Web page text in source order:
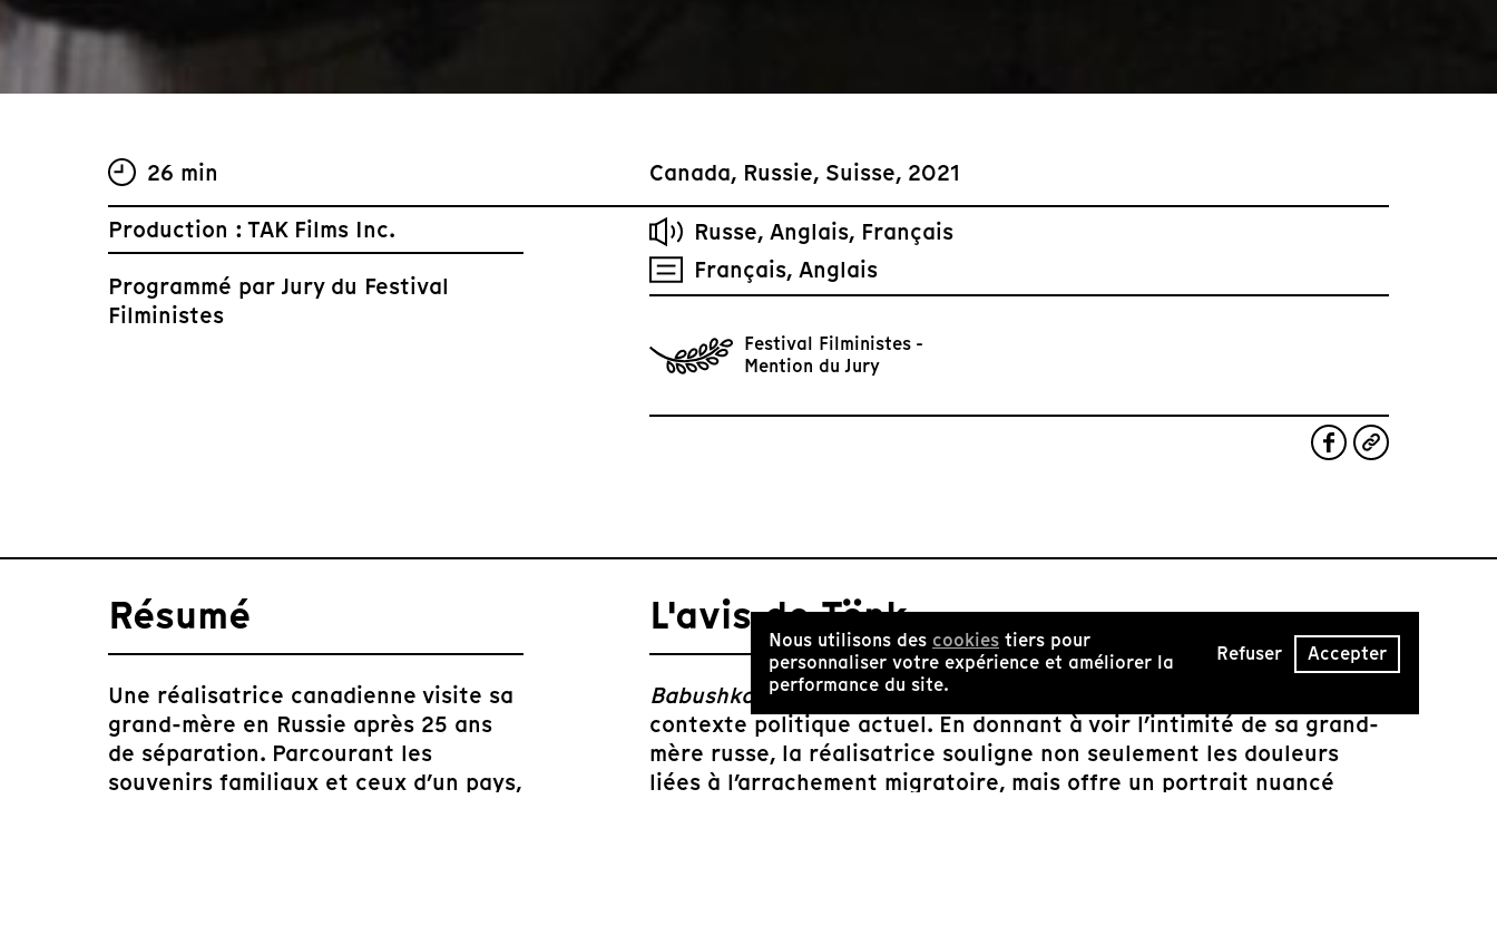
26 min
Canada, Russie, Suisse, 2021
Production : TAK Films Inc.
Programmé par Jury du Festival
Filministes
Russe, Anglais, Français
Français, Anglais
Festival Filministes -
Mention du Jury
Résumé
Une réalisatrice canadienne visite sa
grand-mère en Russie après 25 ans
de séparation. Parcourant les
souvenirs familiaux et ceux d’un pays,
L'avis de Tënk
Babushka est un film qui prend une tout autre dimension dans le
contexte politique actuel. En donnant à voir l’intimité de sa grand-
mère russe, la réalisatrice souligne non seulement les douleurs
liées à l’arrachement migratoire, mais offre un portrait nuancé
Nous utilisons des cookies tiers pour
personnaliser votre expérience et améliorer la
performance du site.
Refuser Accepter